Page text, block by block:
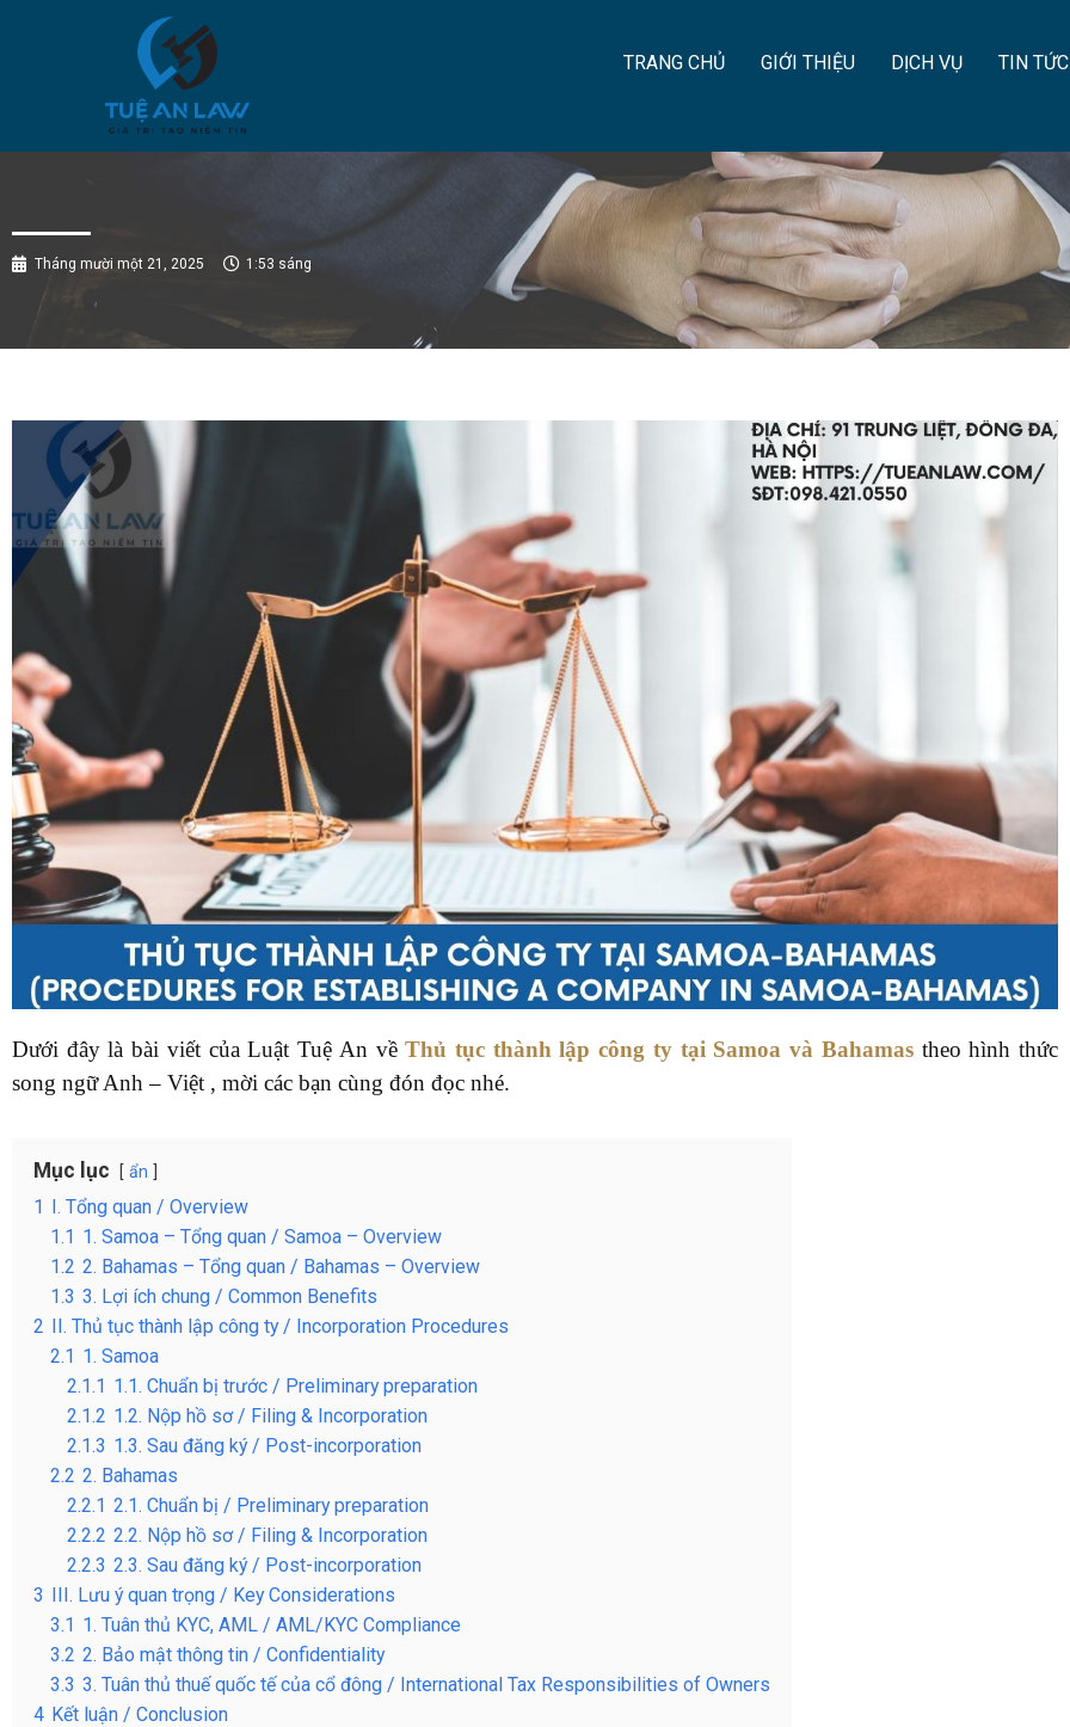
TRANG CHỦ GIỚI THIỆU DỊCH VỤ TIN TỨC
Tháng mười một 21, 2025 1:53 sáng
Dưới đây là bài viết của Luật Tuệ An vềThủ tục thành lập công ty tại Samoa và Bahamastheo hình thức
song ngữ Anh – Việt , mời các bạn cùng đón đọc nhé.
Mục lục ẩn
1 I. Tổng quan / Overview
1.1 1. Samoa – Tổng quan / Samoa – Overview
1.2 2. Bahamas – Tổng quan / Bahamas – Overview
1.3 3. Lợi ích chung / Common Benefits
2 II. Thủ tục thành lập công ty / Incorporation Procedures
2.1 1. Samoa
2.1.1 1.1. Chuẩn bị trước / Preliminary preparation
2.1.2 1.2. Nộp hồ sơ / Filing & Incorporation
2.1.3 1.3. Sau đăng ký / Post-incorporation
2.2 2. Bahamas
2.2.1 2.1. Chuẩn bị / Preliminary preparation
2.2.2 2.2. Nộp hồ sơ / Filing & Incorporation
2.2.3 2.3. Sau đăng ký / Post-incorporation
3 III. Lưu ý quan trọng / Key Considerations
3.1 1. Tuân thủ KYC, AML / AML/KYC Compliance
3.2 2. Bảo mật thông tin / Confidentiality
3.3 3. Tuân thủ thuế quốc tế của cổ đông / International Tax Responsibilities of Owners
4 Kết luận / Conclusion